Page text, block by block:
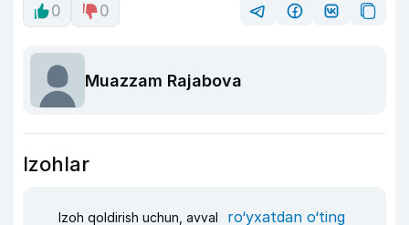
0 0
Muazzam Rajabova
Izohlar
Izoh qoldirish uchun, avval ro‘yxatdan o‘ting